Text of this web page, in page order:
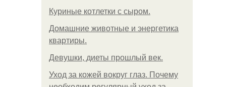
Куриные котлетки с сыром.
Домашние животные и энергетика
квартиры.
Девушки, диеты прошлый век.
Уход за кожей вокруг глаз. Почему